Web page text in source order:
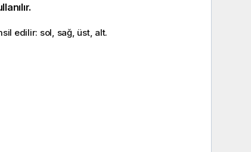
edilir: sol, sağ, üst, alt.